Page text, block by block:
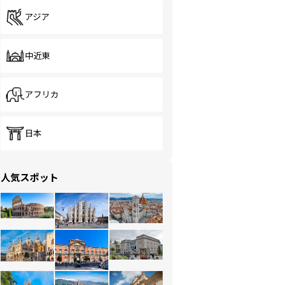
アジア
中近東
アフリカ
日本
人気スポット